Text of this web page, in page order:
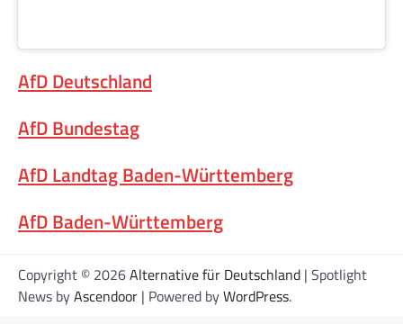
AfD Deutschland
AfD Bundestag
AfD Landtag Baden-Württemberg
AfD Baden-Württemberg
Copyright © 2026Alternative für Deutschland | Spotlight
News byAscendoor | Powered byWordPress.